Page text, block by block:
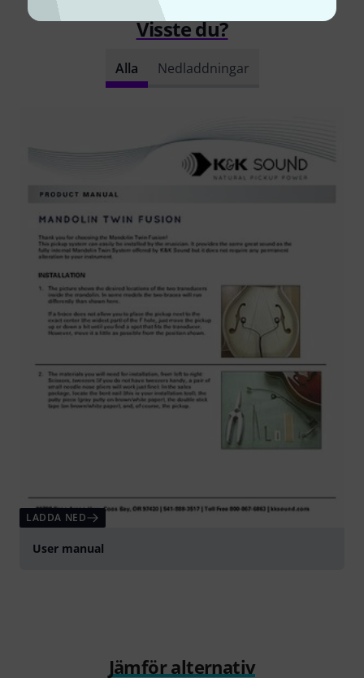
Visste du?
Alla Nedladdningar
LADDA NED
User manual
Jämför alternativ